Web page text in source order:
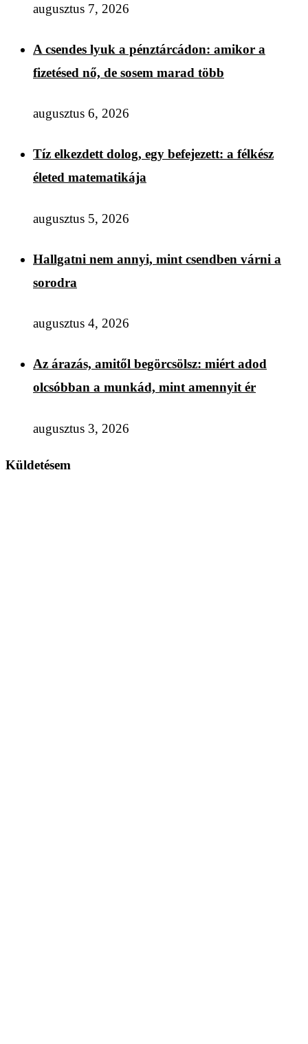
augusztus 7, 2026
A csendes lyuk a pénztárcádon: amikor a
fizetésed nő, de sosem marad több
augusztus 6, 2026
Tíz elkezdett dolog, egy befejezett: a félkész
életed matematikája
augusztus 5, 2026
Hallgatni nem annyi, mint csendben várni a
sorodra
augusztus 4, 2026
Az árazás, amitől begörcsölsz: miért adod
olcsóbban a munkád, mint amennyit ér
augusztus 3, 2026
Küldetésem